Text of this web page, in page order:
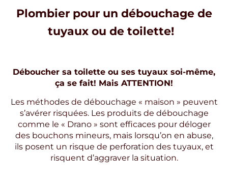
Plombier pour un débouchage de
tuyaux ou de toilette!
Déboucher sa toilette ou ses tuyaux soi-même,
ça se fait! Mais ATTENTION!
Les méthodes de débouchage « maison » peuvent
s’avérer risquées. Les produits de débouchage
comme le « Drano » sont efficaces pour déloger
des bouchons mineurs, mais lorsqu’on en abuse,
ils posent un risque de perforation des tuyaux, et
risquent d’aggraver la situation.